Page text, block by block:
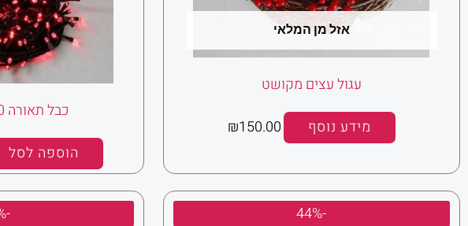
אזל מן המלאי
עגול עצים מקושט
מידע נוסף
₪150.00
כבל תאורה 180 LED אדום
הוספה לסל
-44%
המחיר המחיר
-44%